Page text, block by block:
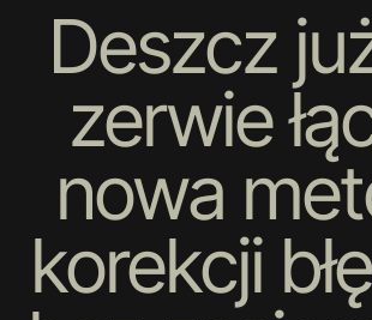
Deszcz
zerwie
nowa
korekcji